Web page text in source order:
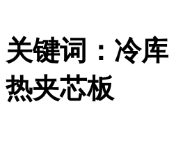
关键词：冷
热夹芯板